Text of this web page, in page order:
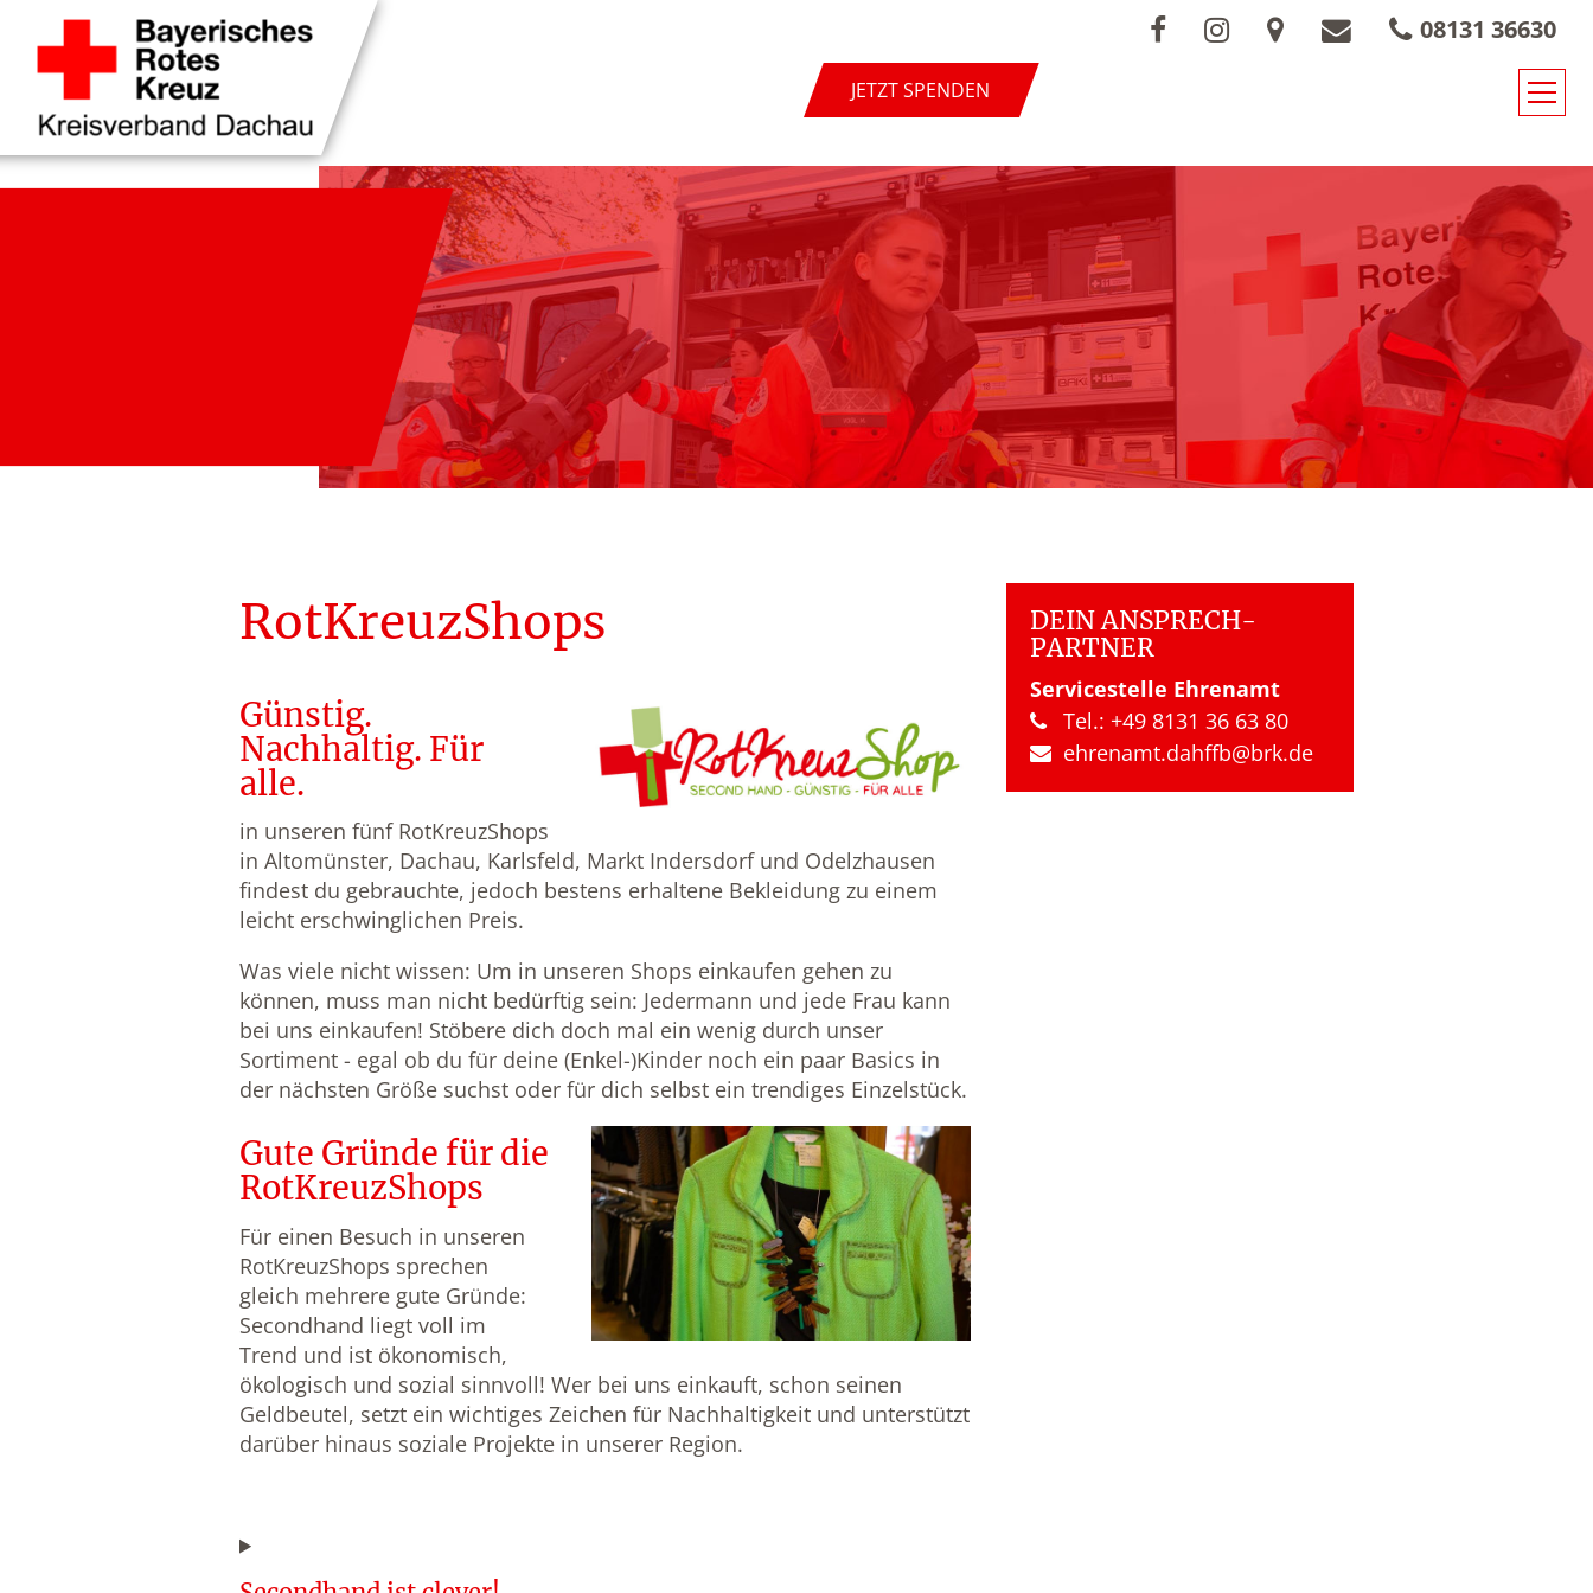
JETZT SPENDEN
08131 36630
RotKreuzShops
Günstig.
Nachhaltig. Für
alle.
in unseren fünf RotKreuzShops
in Altomünster, Dachau, Karlsfeld, Markt Indersdorf und Odelzhausen
findest du gebrauchte, jedoch bestens erhaltene Bekleidung zu einem
leicht erschwinglichen Preis.
Was viele nicht wissen: Um in unseren Shops einkaufen gehen zu
können, muss man nicht bedürftig sein: Jedermann und jede Frau kann
bei uns einkaufen! Stöbere dich doch mal ein wenig durch unser
Sortiment - egal ob du für deine (Enkel-)Kinder noch ein paar Basics in
der nächsten Größe suchst oder für dich selbst ein trendiges Einzelstück.
Gute Gründe für die
RotKreuzShops
Für einen Besuch in unseren
RotKreuzShops sprechen
gleich mehrere gute Gründe:
Secondhand liegt voll im
Trend und ist ökonomisch,
ökologisch und sozial sinnvoll! Wer bei uns einkauft, schon seinen
Geldbeutel, setzt ein wichtiges Zeichen für Nachhaltigkeit und unterstützt
darüber hinaus soziale Projekte in unserer Region.
DEIN ANSPRECH­
PARTNER
Servicestelle Ehrenamt
Tel.: +49 8131 36 63 80
ehrenamt.​dahffb​@brk.​de